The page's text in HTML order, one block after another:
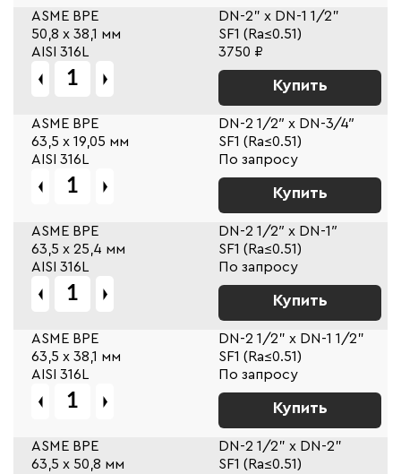
ASME BPE
DN-2" x DN-1 1/2"
50,8 х 38,1 мм
SF1 (Ra≤0.51)
AISI 316L
3750 ₽
Купить
ASME BPE
DN-2 1/2″ x DN-3/4″
63,5 х 19,05 мм
SF1 (Ra≤0.51)
AISI 316L
По запросу
Купить
ASME BPE
DN-2 1/2″ x DN-1″
63,5 х 25,4 мм
SF1 (Ra≤0.51)
AISI 316L
По запросу
Купить
ASME BPE
DN-2 1/2" x DN-1 1/2"
63,5 х 38,1 мм
SF1 (Ra≤0.51)
AISI 316L
По запросу
Купить
ASME BPE
DN-2 1/2" x DN-2"
63,5 х 50,8 мм
SF1 (Ra≤0.51)